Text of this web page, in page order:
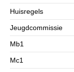
Huisregels
Jeugdcommissie
Mb1
Mc1